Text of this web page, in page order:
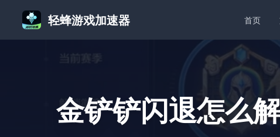
轻蜂游戏加速器 首页
金铲铲闪退怎么